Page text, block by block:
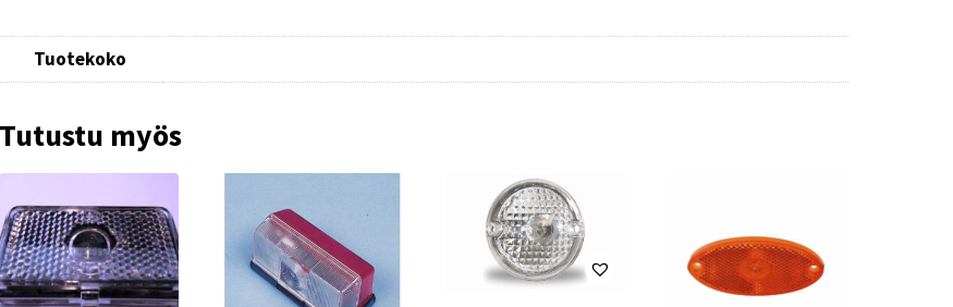
Tuotekoko
Tutustu myös